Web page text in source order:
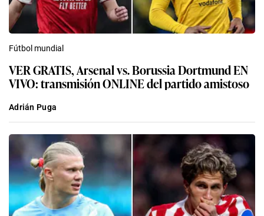
Fútbol mundial
VER GRATIS, Arsenal vs. Borussia Dortmund EN
VIVO: transmisión ONLINE del partido amistoso
Adrián Puga